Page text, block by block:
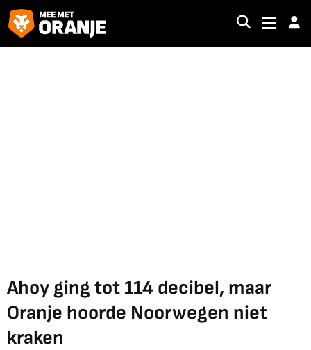
Ahoy ging tot 114 decibel, maar
Oranje hoorde Noorwegen niet
kraken